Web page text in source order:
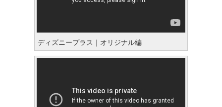
ディズニープラス｜オリジナル編